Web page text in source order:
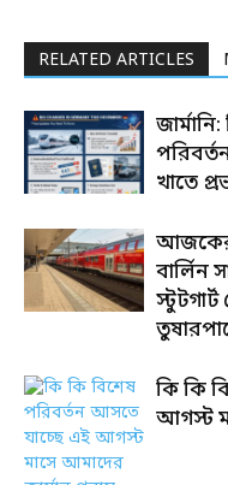
RELATED ARTICLES
খাতে
আজকের
বার্লিন
কি কি
আগস্ট